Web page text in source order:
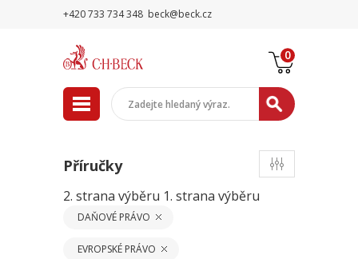
+420 733 734 348 beck@beck.cz
0
Příručky
2. strana výběru 1. strana výběru
DAŇOVÉ PRÁVO
EVROPSKÉ PRÁVO